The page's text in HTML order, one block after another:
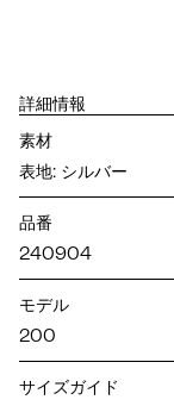
詳細情報
素材
表地: シルバー
品番
240904
モデル
200
サイズガイド